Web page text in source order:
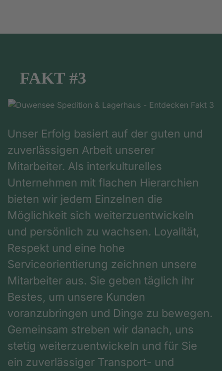
FAKT #3
Unser Erfolg basiert auf der guten und
zuverlässigen Arbeit unserer
Mitarbeiter. Als interkulturelles
Unternehmen mit flachen Hierarchien
bieten wir jedem Einzelnen die
Möglichkeit sich weiterzuentwickeln
und persönlich zu wachsen. Loyalität,
Respekt und eine hohe
Serviceorientierung zeichnen unsere
Mitarbeiter aus. Sie geben täglich ihr
Bestes, um unsere Kunden
voranzubringen und Dinge zu bewegen.
Gemeinsam streben wir danach, uns
stetig weiterzuentwickeln und für Sie
ein zuverlässiger Transport- und